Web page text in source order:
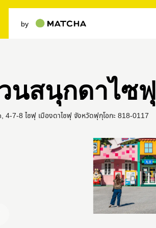
by
นสนุกดาไซฟุ
4-7-8 ไซฟุ เมืองดาไซฟุ จังหวัดฟุกุโอกะ 818-0117